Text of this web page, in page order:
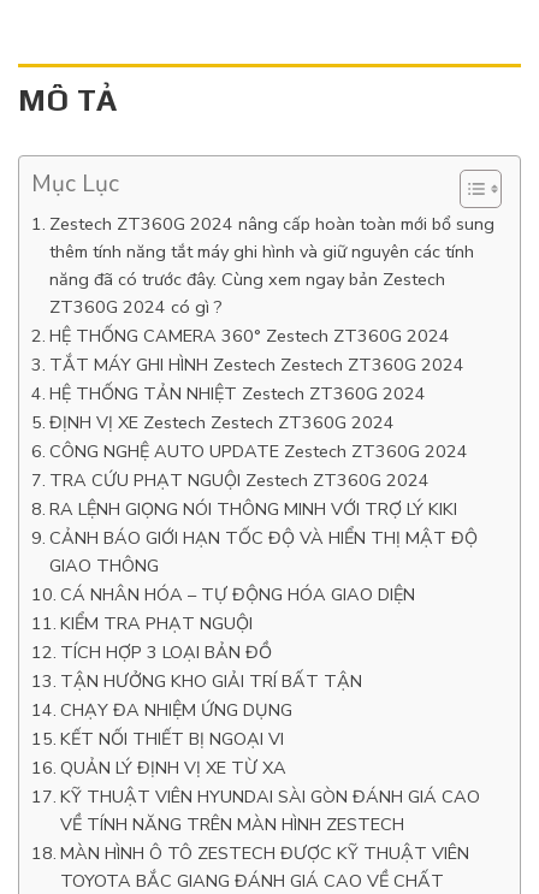
MÔ TẢ
Mục Lục
Zestech ZT360G 2024 nâng cấp hoàn toàn mới bổ sung
thêm tính năng tắt máy ghi hình và giữ nguyên các tính
năng đã có trước đây. Cùng xem ngay bản Zestech
ZT360G 2024 có gì ?
HỆ THỐNG CAMERA 360° Zestech ZT360G 2024
TẮT MÁY GHI HÌNH Zestech Zestech ZT360G 2024
HỆ THỐNG TẢN NHIỆT Zestech ZT360G 2024
ĐỊNH VỊ XE Zestech Zestech ZT360G 2024
CÔNG NGHỆ AUTO UPDATE Zestech ZT360G 2024
TRA CỨU PHẠT NGUỘI Zestech ZT360G 2024
RA LỆNH GIỌNG NÓI THÔNG MINH VỚI TRỢ LÝ KIKI
CẢNH BÁO GIỚI HẠN TỐC ĐỘ VÀ HIỂN THỊ MẬT ĐỘ
GIAO THÔNG
CÁ NHÂN HÓA – TỰ ĐỘNG HÓA GIAO DIỆN
KIỂM TRA PHẠT NGUỘI
TÍCH HỢP 3 LOẠI BẢN ĐỒ
TẬN HƯỞNG KHO GIẢI TRÍ BẤT TẬN
CHẠY ĐA NHIỆM ỨNG DỤNG
KẾT NỐI THIẾT BỊ NGOẠI VI
QUẢN LÝ ĐỊNH VỊ XE TỪ XA
KỸ THUẬT VIÊN HYUNDAI SÀI GÒN ĐÁNH GIÁ CAO
VỀ TÍNH NĂNG TRÊN MÀN HÌNH ZESTECH
MÀN HÌNH Ô TÔ ZESTECH ĐƯỢC KỸ THUẬT VIÊN
TOYOTA BẮC GIANG ĐÁNH GIÁ CAO VỀ CHẤT